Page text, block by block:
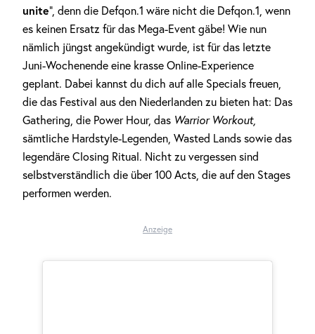
unite“, denn die Defqon.1 wäre nicht die Defqon.1, wenn
es keinen Ersatz für das Mega-Event gäbe! Wie nun
nämlich jüngst angekündigt wurde, ist für das letzte
Juni-Wochenende eine krasse Online-Experience
geplant. Dabei kannst du dich auf alle Specials freuen,
die das Festival aus den Niederlanden zu bieten hat: Das
Gathering, die Power Hour, das Warrior Workout,
sämtliche Hardstyle-Legenden, Wasted Lands sowie das
legendäre Closing Ritual. Nicht zu vergessen sind
selbstverständlich die über 100 Acts, die auf den Stages
performen werden.
Anzeige